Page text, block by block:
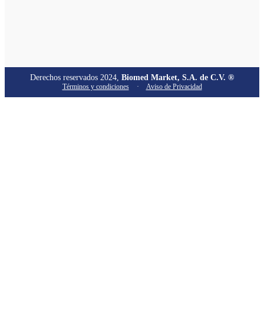
Derechos reservados 2024, Biomed Market, S.A. de C.V. ®
Términos y condiciones · Aviso de Privacidad